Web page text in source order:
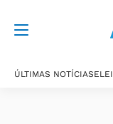
ÚLTIMAS NOTÍCIAS